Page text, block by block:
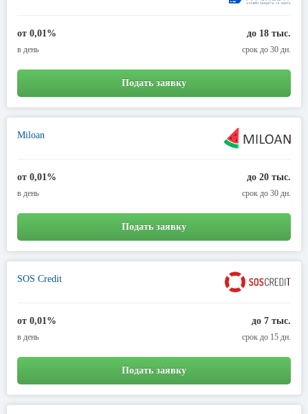
от 0,01%
в день
до 18 тыс.
срок до 30 дн.
Подать заявку
Miloan
от 0,01%
в день
до 20 тыс.
срок до 30 дн.
Подать заявку
SOS Credit
от 0,01%
в день
до 7 тыс.
срок до 15 дн.
Подать заявку